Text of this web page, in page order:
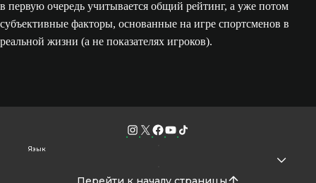
в первую очередь учитывается общий рейтинг, а уже потом
субъективные факторы, основанные на игре спортсменов в
реальной жизни (а не показателях игроков).
Язык